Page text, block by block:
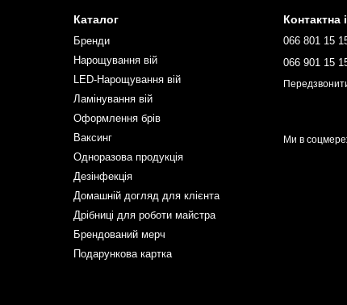
Каталог
Бренди
Нарощування вій
LED-Нарощування вій
Ламінування вій
Оформлення брів
Ваксинг
Одноразова продукція
Дезінфекція
Домашній догляд для клієнта
Дрібниці для роботи майстра
Брендований мерч
Подарункова картка
Контактна
066 801 15
066 901 15
Ми в